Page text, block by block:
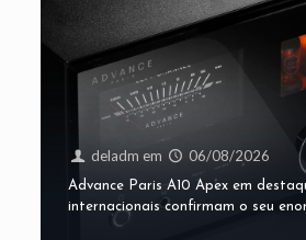
deladm em 06/08/2026
Advance Paris A10 Apex em
internacionais confirmam o seu